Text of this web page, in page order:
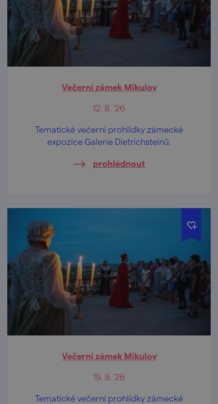
Večerní zámek Mikulov
12. 8. '26
Tematické večerní prohlídky zámecké
expozice Galerie Dietrichsteinů.
prohlédnout
Večerní zámek Mikulov
19. 8. '26
Tematické večerní prohlídky zámecké